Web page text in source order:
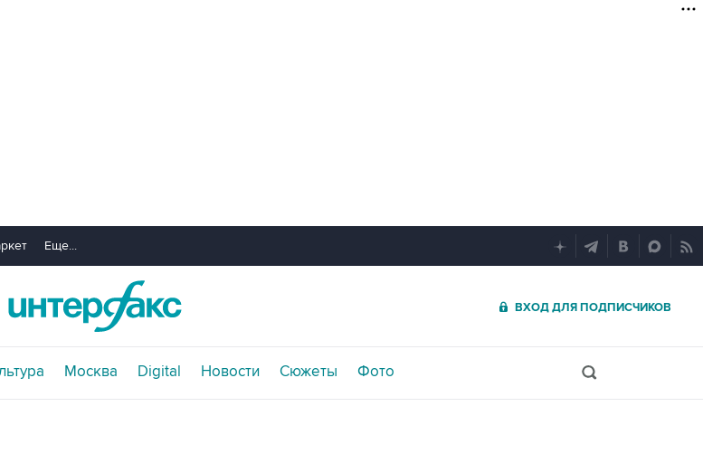
Еще...
ВХОД ДЛЯ ПОДПИСЧИКОВ
Москва Digital Новости Сюжеты Фото